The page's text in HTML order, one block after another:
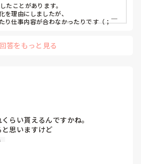
たことがあります。
を理由にしましたが、
り仕事内容が合わなかったりです（；￣
鹿正直に答えると不採用になってしまう
回答をもっと見る
らい貰えるんですかね。
思いますけど
った人